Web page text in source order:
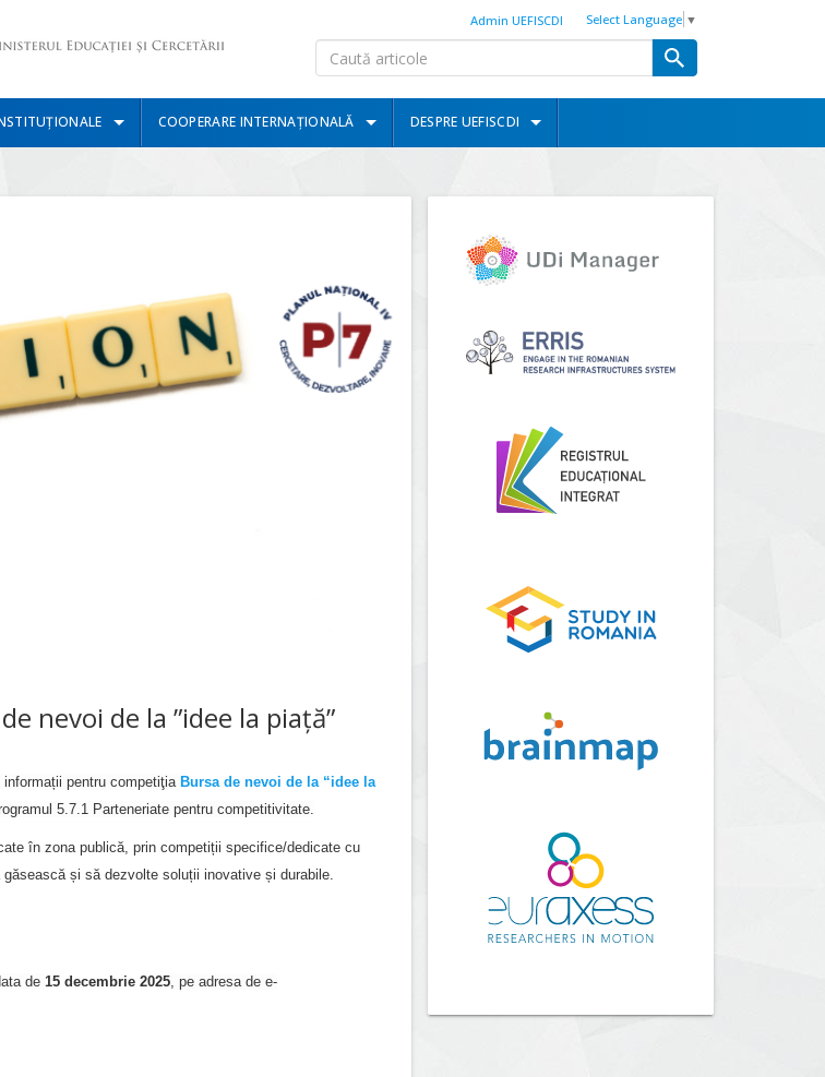
Select Language ▼
Admin UEFISCDI
COOPERARE INTERNAȚIONALĂ DESPRE UEFISCDI
nevoi de la ”idee la piață”
pentru competiţia Bursa de nevoi de la “idee la
5.7.1 Parteneriate pentru competitivitate.
în zona publică, prin competiții specifice/dedicate cu
și să dezvolte soluții inovative și durabile.
de 15 decembrie 2025 , pe adresa de e-